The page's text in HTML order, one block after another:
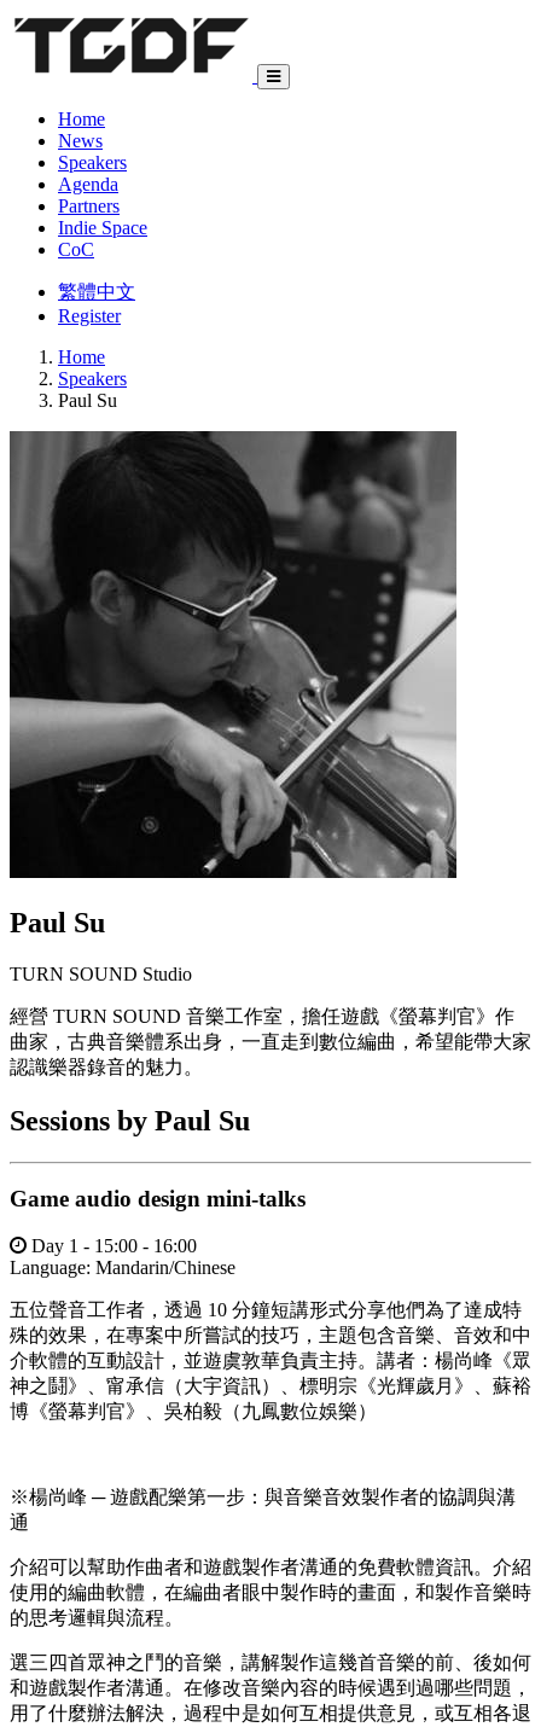
Home
News
Speakers
Agenda
Partners
Indie Space
CoC
繁體中文
Register
Home
Speakers
Paul Su
Paul Su
TURN SOUND Studio
經營 TURN SOUND 音樂工作室，擔任遊戲《螢幕判官》作
曲家，古典音樂體系出身，一直走到數位編曲，希望能帶大家
認識樂器錄音的魅力。
Sessions by Paul Su
Game audio design mini-talks
Day 1 - 15:00 - 16:00
Language: Mandarin/Chinese
五位聲音工作者，透過 10 分鐘短講形式分享他們為了達成特
殊的效果，在專案中所嘗試的技巧，主題包含音樂、音效和中
介軟體的互動設計，並遊虞敦華負責主持。講者：楊尚峰《眾
神之鬪》、甯承信（大宇資訊）、標明宗《光輝歲月》、蘇裕
博《螢幕判官》、吳柏毅（九鳳數位娛樂）
※楊尚峰 ─ 遊戲配樂第一步：與音樂音效製作者的協調與溝
通
介紹可以幫助作曲者和遊戲製作者溝通的免費軟體資訊。介紹
使用的編曲軟體，在編曲者眼中製作時的畫面，和製作音樂時
的思考邏輯與流程。
選三四首眾神之鬥的音樂，講解製作這幾首音樂的前、後如何
和遊戲製作者溝通。在修改音樂內容的時候遇到過哪些問題，
用了什麼辦法解決，過程中是如何互相提供意見，或互相各退